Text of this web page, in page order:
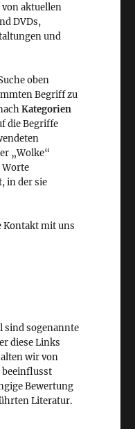
von aktuellen
DVDs,
und
oben
Begriff zu
Kategorien
die Begriffe
„Wolke“
Worte
in der sie
Kontakt mit uns
sind sogenannte
diese Links
wir von
beeinflusst
Bewertung
Literatur.